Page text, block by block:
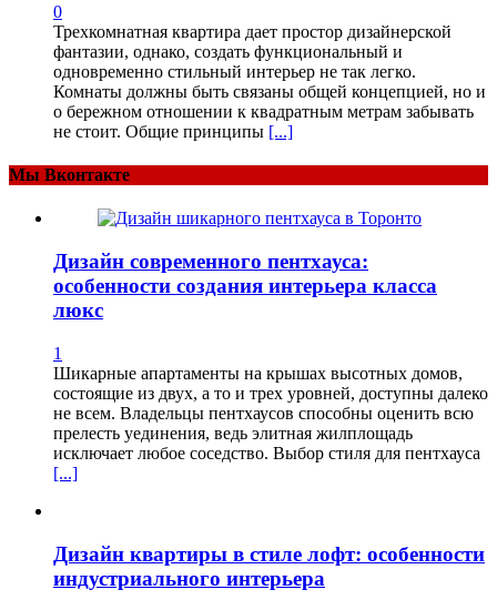
0
Трехкомнатная квартира дает простор дизайнерской
фантазии, однако, создать функциональный и
одновременно стильный интерьер не так легко.
Комнаты должны быть связаны общей концепцией, но и
о бережном отношении к квадратным метрам забывать
не стоит. Общие принципы [...]
Мы Вконтакте
Дизайн современного пентхауса:
особенности создания интерьера класса
люкс
1
Шикарные апартаменты на крышах высотных домов,
состоящие из двух, а то и трех уровней, доступны далеко
не всем. Владельцы пентхаусов способны оценить всю
прелесть уединения, ведь элитная жилплощадь
исключает любое соседство. Выбор стиля для пентхауса
[...]
Дизайн квартиры в стиле лофт: особенности
индустриального интерьера